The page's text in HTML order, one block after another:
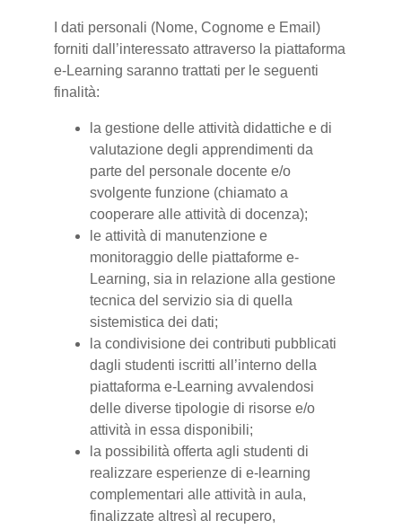
I dati personali (Nome, Cognome e Email)
forniti dall’interessato attraverso la piattaforma
e-Learning saranno trattati per le seguenti
finalità:
la gestione delle attività didattiche e di
valutazione degli apprendimenti da
parte del personale docente e/o
svolgente funzione (chiamato a
cooperare alle attività di docenza);
le attività di manutenzione e
monitoraggio delle piattaforme e-
Learning, sia in relazione alla gestione
tecnica del servizio sia di quella
sistemistica dei dati;
la condivisione dei contributi pubblicati
dagli studenti iscritti all’interno della
piattaforma e-Learning avvalendosi
delle diverse tipologie di risorse e/o
attività in essa disponibili;
la possibilità offerta agli studenti di
realizzare esperienze di e-learning
complementari alle attività in aula,
finalizzate altresì al recupero,